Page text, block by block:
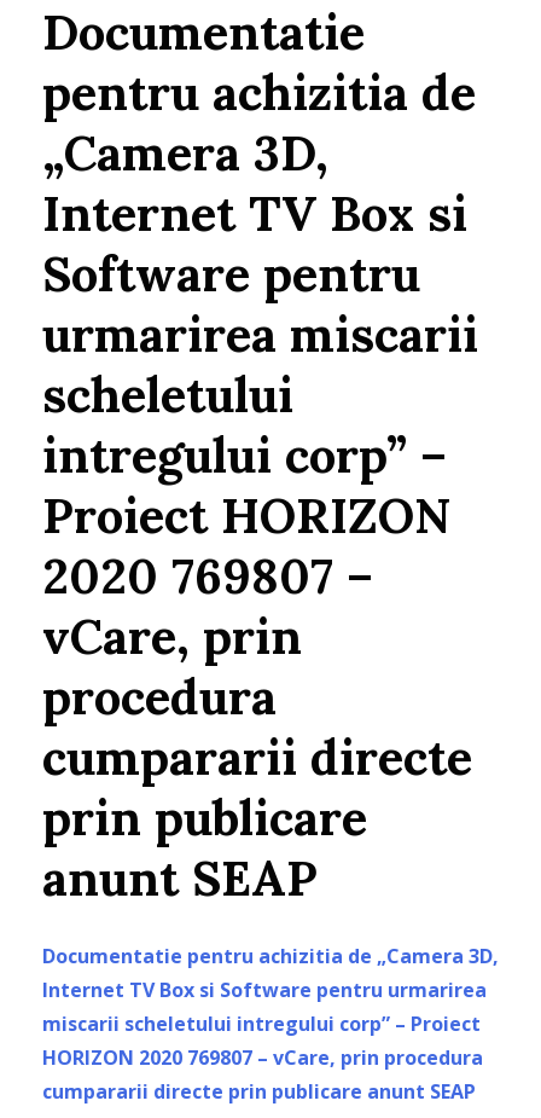
Documentatie
pentru achizitia de
„Camera 3D,
Internet TV Box si
Software pentru
urmarirea miscarii
scheletului
intregului corp” –
Proiect HORIZON
2020 769807 –
vCare, prin
procedura
cumpararii directe
prin publicare
anunt SEAP
Documentatie pentru achizitia de „Camera 3D,
Internet TV Box si Software pentru urmarirea
miscarii scheletului intregului corp” – Proiect
HORIZON 2020 769807 – vCare, prin procedura
cumpararii directe prin publicare anunt SEAP